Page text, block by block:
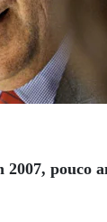
2007, pouco